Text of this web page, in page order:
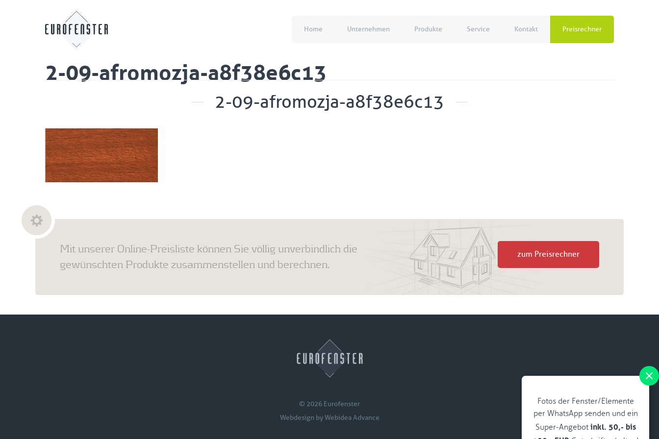
Home Unternehmen Produkte Service Kontakt Preisrechner
2-09-afromozja-a8f38e6c13
2-09-afromozja-a8f38e6c13
Fotos der Fenster/Elemente
per WhatsApp senden und ein
Super-Angebot inkl. 50,- bis
Mit unserer Online-Preisliste können Sie völlig unverbindlich die
gewünschten Produkte zusammenstellen und berechnen.
zum Preisrechner
© 2026 Eurofenster
Webdesign byWebidea Advance